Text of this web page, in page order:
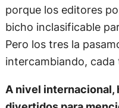
porque los editores
bicho inclasificable
Pero los tres la
intercambiando,
A nivel internacional,